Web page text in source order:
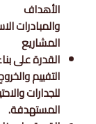
الأهداف
والمبادرات
المشاريع
القدرة على
التفييم
للجدارات
المستهدفة.